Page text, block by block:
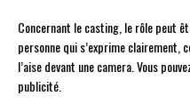
Concernant le casting, le rôle peut
personne qui s’exprime
l’aise devant une camera. Vous
publicité.